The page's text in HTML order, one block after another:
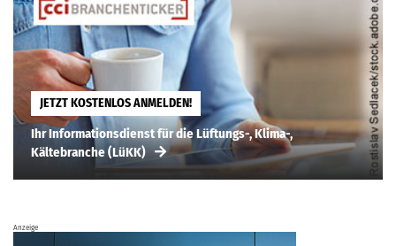
JETZT KOSTENLOS ANMELDEN!
Ihr Informationsdienst für die Lüftungs-, Klima-,
Kältebranche (LüKK)
Anzeige